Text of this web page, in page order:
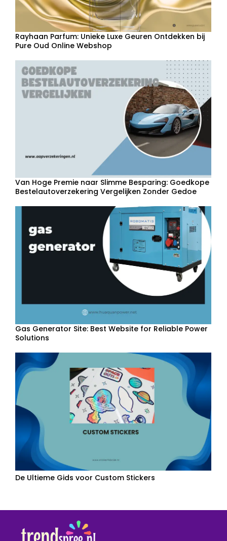
Rayhaan Parfum: Unieke Luxe Geuren Ontdekken bij
Pure Oud Online Webshop
Van Hoge Premie naar Slimme Besparing: Goedkope
Bestelautoverzekering Vergelijken Zonder Gedoe
Gas Generator Site: Best Website for Reliable Power
Solutions
De Ultieme Gids voor Custom Stickers